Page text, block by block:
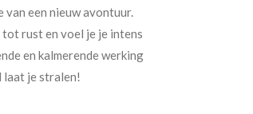
van een nieuw avontuur.
rust en voel je je intens
en kalmerende werking
laat je stralen!